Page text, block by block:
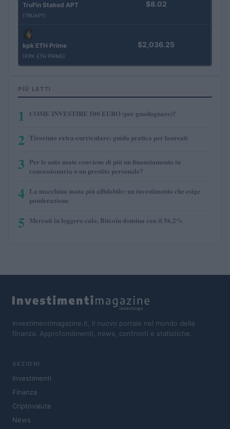
TruFin Staked APT
(TRUAPT)
$8.02
kpk ETH Prime
(KPK ETH PRIME)
$2,036.25
PIÙ LETTI
1 COME INVESTIRE 500 EURO (per guadagnare)?
2 Tirocinio extra-curriculare: guida pratica per laureati
3 Per le auto usate conviene di più un finanziamento in
concessionaria o un prestito personale?
4 La macchina usata più affidabile: un investimento che esige
ponderazione
5 Mercati in leggero calo, Bitcoin domina con il 56,2%
Investimentimagazine.it, il nuovo portale nel mondo della
finanza. Approfondimenti, news, confronti e statistiche.
SEZIONI
Investimenti
Finanza
Criptovalute
News